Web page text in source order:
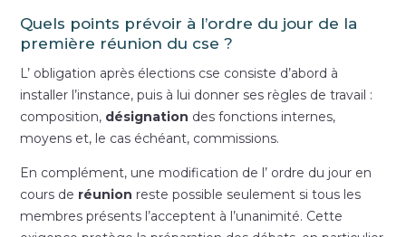
Quels points prévoir à l’ordre du jour de la
première réunion du cse ?
L’ obligation après élections cse consiste d’abord à
installer l’instance, puis à lui donner ses règles de travail :
composition, désignation des fonctions internes,
moyens et, le cas échéant, commissions.
En complément, une modification de l’ ordre du jour en
cours de réunion reste possible seulement si tous les
membres présents l’acceptent à l’unanimité. Cette